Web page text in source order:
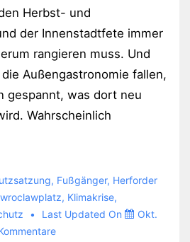
Herbst- und
der Innenstadtfete immer
rangieren muss. Und
Außengastronomie fallen,
gespannt, was dort neu
Wahrscheinlich
, Fußgänger, Herforder
, Klimakrise,
Last Updated On
Okt.